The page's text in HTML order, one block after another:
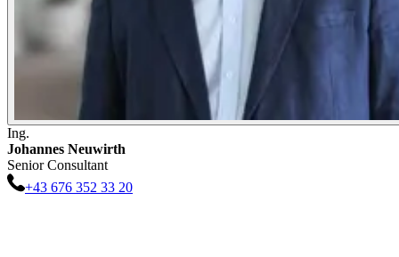
Ing.
Johannes Neuwirth
Senior Consultant
+43 676 352 33 20